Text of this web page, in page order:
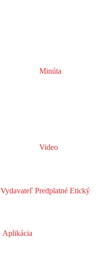
Minúta
Video
Vydavateľ Predplatné Etický
Aplikácia